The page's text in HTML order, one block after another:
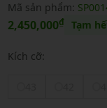
Mã sản phẩm:
2,450,000₫ Tạm
Kích cỡ: